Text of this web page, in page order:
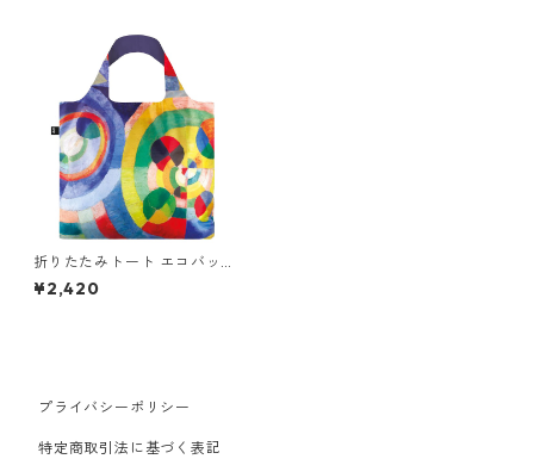
折りたたみトート エコバッグ
撥水加工 LOQI Recycled Bag
ローキー 大きめ トートバッグ
¥2,420
プライバシーポリシー
特定商取引法に基づく表記